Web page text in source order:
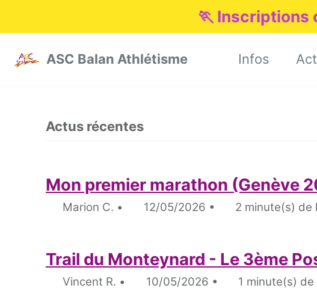
🏃 Inscriptions
ASC Balan Athlétisme
Infos
Actus récentes
Mon premier marathon (Genève
Marion C. 12/05/2026 2 minute(s) de
Trail du Monteynard - Le 3ème
Vincent R. 10/05/2026 1 minute(s)